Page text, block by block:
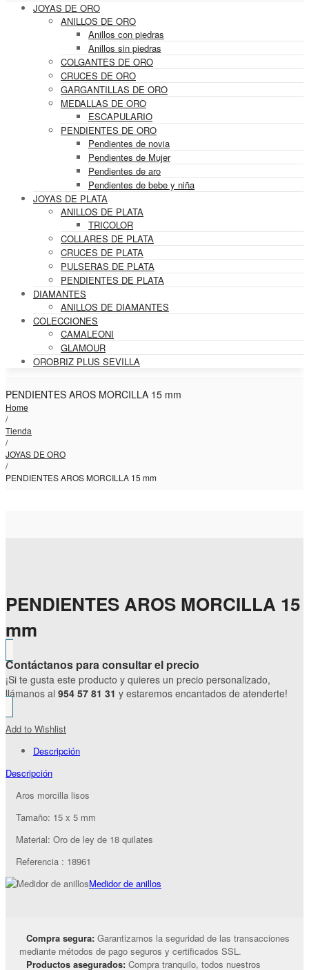
JOYAS DE ORO
ANILLOS DE ORO
Anillos con piedras
Anillos sin piedras
COLGANTES DE ORO
CRUCES DE ORO
GARGANTILLAS DE ORO
MEDALLAS DE ORO
ESCAPULARIO
PENDIENTES DE ORO
Pendientes de novia
Pendientes de Mujer
Pendientes de aro
Pendientes de bebe y niña
JOYAS DE PLATA
ANILLOS DE PLATA
TRICOLOR
COLLARES DE PLATA
CRUCES DE PLATA
PULSERAS DE PLATA
PENDIENTES DE PLATA
DIAMANTES
ANILLOS DE DIAMANTES
COLECCIONES
CAMALEONI
GLAMOUR
OROBRIZ PLUS SEVILLA
PENDIENTES AROS MORCILLA 15 mm
Home
/
Tienda
/
JOYAS DE ORO
/
PENDIENTES AROS MORCILLA 15 mm
PENDIENTES AROS MORCILLA 15
mm
Contáctanos para consultar el precio
¡Si te gusta este producto y quieres un precio personalizado,
llámanos al 954 57 81 31 y estaremos encantados de atenderte!
Add to Wishlist
Descripción
Descripción
Aros morcilla lisos
Tamaño: 15 x 5 mm
Material: Oro de ley de 18 quilates
Referencia : 18961
Medidor de anillos
Compra segura: Garantizamos la seguridad de las transacciones
mediante métodos de pago seguros y certificados SSL.
Productos asegurados: Compra tranquilo, todos nuestros